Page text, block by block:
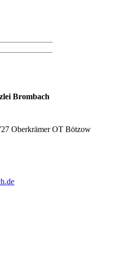
Brombach
Oberkrämer OT Bötzow